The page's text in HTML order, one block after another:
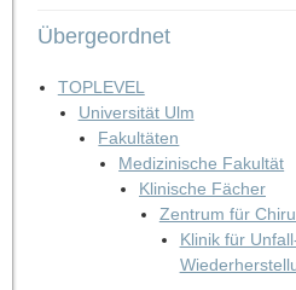
Übergeordnet
TOPLEVEL
Universität Ulm
Fakultäten
Medizinische Fakultät
Klinische Fächer
Zentrum für
Klinik für